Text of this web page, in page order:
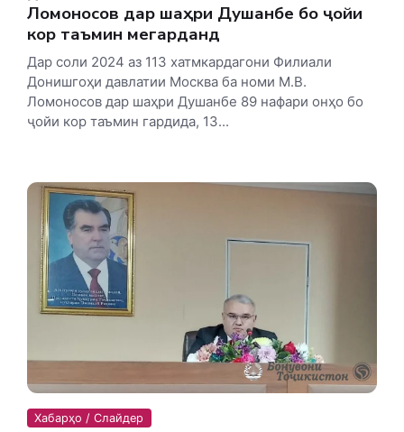
Ломоносов дар шаҳри Душанбе бо ҷойи
кор таъмин мегарданд
Дар соли 2024 аз 113 хатмкардагони Филиали
Донишгоҳи давлатии Москва ба номи М.В.
Ломоносов дар шаҳри Душанбе 89 нафари онҳо бо
ҷойи кор таъмин гардида, 13...
Хабарҳо / Слайдер